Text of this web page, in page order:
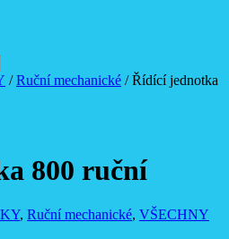
/Ruční mechanické / Řídící jednotka
800 ruční
, Ruční mechanické, VŠECHNY